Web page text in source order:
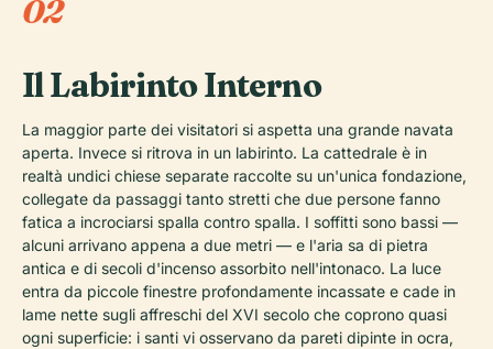
02
Il Labirinto Interno
La maggior parte dei visitatori si aspetta una grande navata
aperta. Invece si ritrova in un labirinto. La cattedrale è in
realtà undici chiese separate raccolte su un'unica fondazione,
collegate da passaggi tanto stretti che due persone fanno
fatica a incrociarsi spalla contro spalla. I soffitti sono bassi —
alcuni arrivano appena a due metri — e l'aria sa di pietra
antica e di secoli d'incenso assorbito nell'intonaco. La luce
entra da piccole finestre profondamente incassate e cade in
lame nette sugli affreschi del XVI secolo che coprono quasi
ogni superficie: i santi vi osservano da pareti dipinte in ocra,